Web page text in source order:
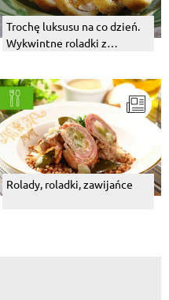
Trochę luksusu na co dzień.
Wykwintne roladki z
owocami.
Rolady, roladki, zawijańce